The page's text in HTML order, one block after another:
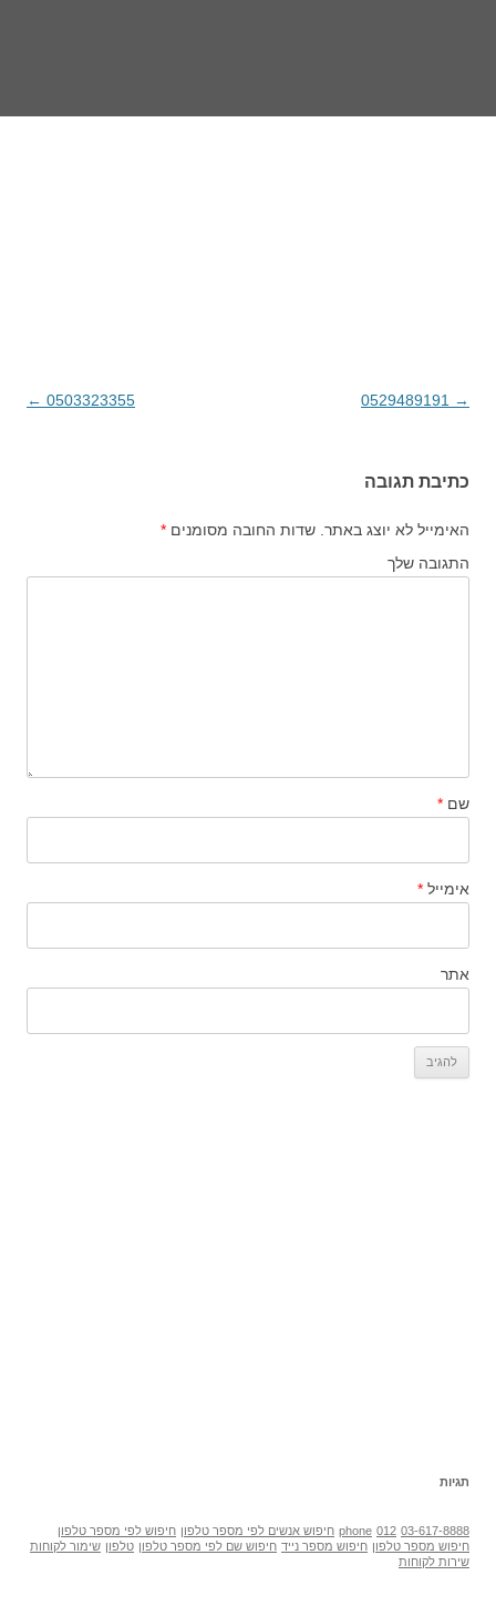
ניווט בפוסטים
→
0503323355
←
כתיבת תגובה
האימייל לא יוצג באתר. שדות החובה מסומנים *
התגובה שלך
שם *
אימייל *
אתר
תגיות
03-617-8888
012
phone חיפוש אנשים לפי מספר טלפון חיפוש לפי מספר טלפון
חיפוש מספר טלפון חיפוש מספר נייד חיפוש שם לפי מספר טלפון טלפון שימור לקוחות
שירות לקוחות